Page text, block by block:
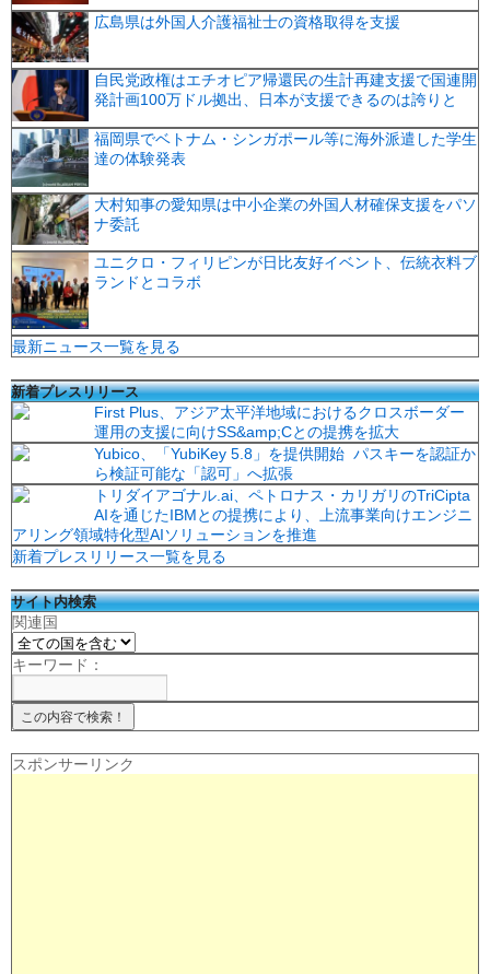
広島県は外国人介護福祉士の資格取得を支援
自民党政権はエチオピア帰還民の生計再建支援で国連開
発計画100万ドル拠出、日本が支援できるのは誇りと
福岡県でベトナム・シンガポール等に海外派遣した学生
達の体験発表
大村知事の愛知県は中小企業の外国人材確保支援をパソ
ナ委託
ユニクロ・フィリピンが日比友好イベント、伝統衣料ブ
ランドとコラボ
最新ニュース一覧を見る
新着プレスリリース
First Plus、アジア太平洋地域におけるクロスボーダー
運用の支援に向けSS&amp;Cとの提携を拡大
Yubico、「YubiKey 5.8」を提供開始 パスキーを認証か
ら検証可能な「認可」へ拡張
トリダイアゴナル.ai、ペトロナス・カリガリのTriCipta
AIを通じたIBMとの提携により、上流事業向けエンジニ
アリング領域特化型AIソリューションを推進
新着プレスリリース一覧を見る
サイト内検索
関連国
キーワード：
スポンサーリンク